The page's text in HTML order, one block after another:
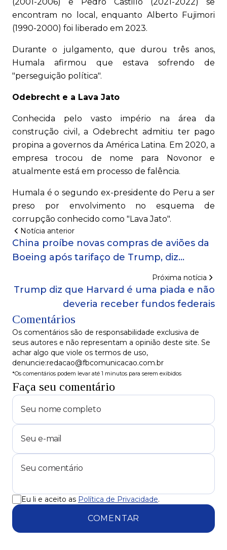
(2001-2006) e Pedro Castillo (2021-2022) se
encontram no local, enquanto Alberto Fujimori
(1990-2000) foi liberado em 2023.
Durante o julgamento, que durou três anos,
Humala afirmou que estava sofrendo de
"perseguição política".
Odebrecht e a Lava Jato
Conhecida pelo vasto império na área da
construção civil, a Odebrecht admitiu ter pago
propina a governos da América Latina. Em 2020, a
empresa trocou de nome para Novonor e
atualmente está em processo de falência.
Humala é o segundo ex-presidente do Peru a ser
preso por envolvimento no esquema de
corrupção conhecido como "Lava Jato".
Notícia anterior
China proíbe novas compras de aviões da
Boeing após tarifaço de Trump, diz
Próxima notícia
Trump diz que Harvard é uma piada e não
deveria receber fundos federais
Comentários
Os comentários são de responsabilidade exclusiva de
seus autores e não representam a opinião deste site. Se
achar algo que viole os termos de uso,
denuncie:redacao@fbcomunicacao.com.br
*Os comentários podem levar até 1 minutos para serem exibidos
Faça seu comentário
Eu li e aceito as Política de Privacidade.
COMENTAR